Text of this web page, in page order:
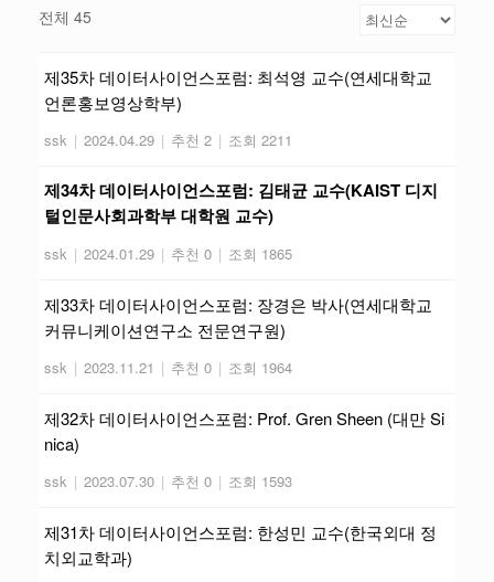
전체 45
제35차 데이터사이언스포럼: 최석영 교수(연세대학교
언론홍보영상학부)
ssk | 2024.04.29 | 추천 2 | 조회 2211
제34차 데이터사이언스포럼: 김태균 교수(KAIST 디지
털인문사회과학부 대학원 교수)
ssk | 2024.01.29 | 추천 0 | 조회 1865
제33차 데이터사이언스포럼: 장경은 박사(연세대학교
커뮤니케이션연구소 전문연구원)
ssk | 2023.11.21 | 추천 0 | 조회 1964
제32차 데이터사이언스포럼: Prof. Gren Sheen (대만 Si
nica)
ssk | 2023.07.30 | 추천 0 | 조회 1593
제31차 데이터사이언스포럼: 한성민 교수(한국외대 정
치외교학과)